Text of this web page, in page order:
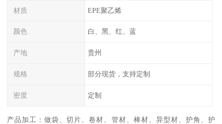
材质 EPE聚乙烯
颜色 白、黑、红、蓝
产地 贵州
规格 部分现货，支持定制
密度 定制
产品加工：做袋、切片、卷材、管材、棒材、异型材、护角、护